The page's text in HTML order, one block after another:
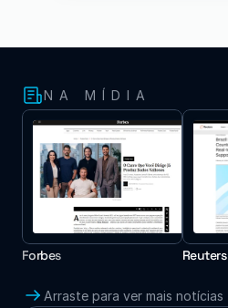
NA MÍDIA
Forbes Reuters
Arraste para ver mais notícias